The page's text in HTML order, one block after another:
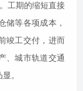
工期的缩短直接
储等各项成本，
竣工交付，进而
、城市轨道交通
。